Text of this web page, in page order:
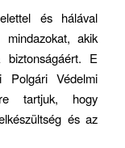
és hálával
mindazokat, akik
biztonságáért. E
Polgári Védelmi
tartjuk, hogy
és az